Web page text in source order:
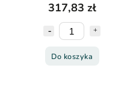
317,83 zł
Do koszyka